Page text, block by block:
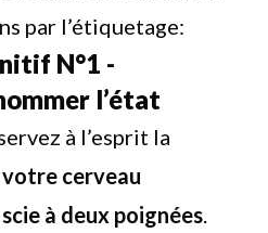
par l’étiquetage:
N°1 -
l’état
à l’esprit la
votre cerveau
à deux poignées